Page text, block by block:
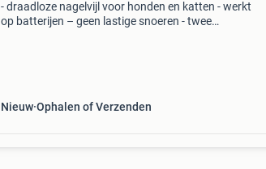
- draadloze nagelvijl voor honden en katten - werkt
op batterijen – geen lastige snoeren - twee
Nieuw Ophalen of Verzenden